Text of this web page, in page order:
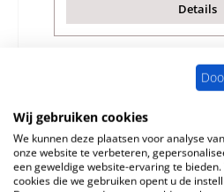
Details
Wij gebruiken cookies
We kunnen deze plaatsen voor analyse
onze website te verbeteren,
een geweldige website-ervaring te
cookies die we gebruiken opent u de